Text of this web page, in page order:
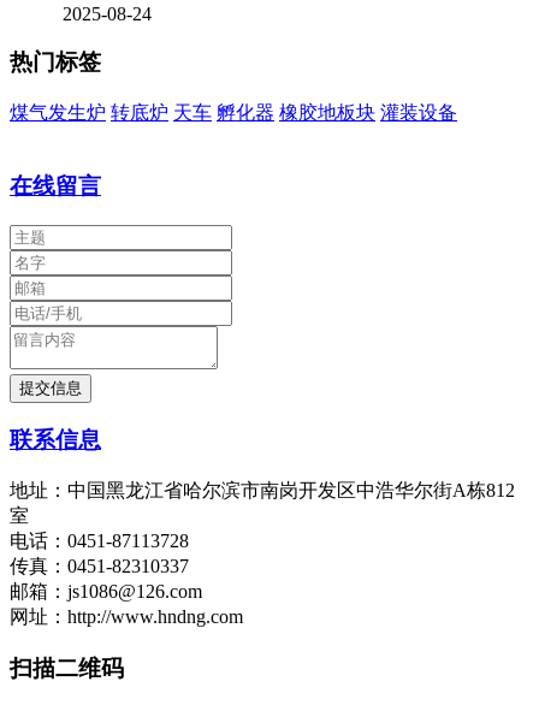
2025-08-24
热门标签
煤气发生炉 转底炉 天车 孵化器 橡胶地板块 灌装设备
在线留言
联系信息
地址：中国黑龙江省哈尔滨市南岗开发区中浩华尔街A栋812
室
电话：0451-87113728
传真：0451-82310337
邮箱：js1086@126.com
网址：http://www.hndng.com
扫描二维码